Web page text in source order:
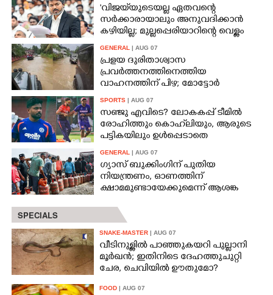
'വിജയ്‌യുടെയല്ല ഏതവന്റെ
സർക്കാരായാലും അനുവദിക്കാൻ
കഴിയില്ല; മുല്ലപ്പെരിയാറിന്റെ വെള്ളം
കൂട്ടുന്നത് മനസിൽ വച്ചാൽമതി'
GENERAL | AUG 07
പ്രളയ ദുരിതാശ്വാസ
പ്രവർത്തനത്തിനെത്തിയ
വാഹനത്തിന് പിഴ; മോട്ടോർ
വാഹന വകുപ്പ് ഉദ്യോഗസ്ഥന്
സസ്പെൻഷൻ
SPORTS | AUG 07
സഞ്ജു എവിടെ? ലോകകപ്പ് ടീമിൽ
രോഹിത്തും കൊഹ്‌ലിയും, ആരുടെ
പട്ടികയിലും ഉൾപ്പെടാതെ
വിജയശില്പി
GENERAL | AUG 07
ഗ്യാസ് ബുക്കിംഗിന് പുതിയ
നിയന്ത്രണം, ഓണത്തിന്
ക്ഷാമമുണ്ടായേക്കുമെന്ന് ആശങ്ക
SPECIALS
SNAKE-MASTER | AUG 07
വീടിനുള്ളിൽ പാഞ്ഞുകയറി പുല്ലാനി
മൂർഖൻ; ഇതിനിടെ ദേഹത്തുചുറ്റി
ചേര, ചെവിയിൽ ഊതുമോ?
FOOD | AUG 07